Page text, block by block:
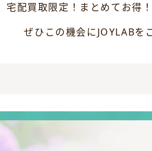
宅配買取限定！まとめてお得
ぜひこの機会にJOYLABを